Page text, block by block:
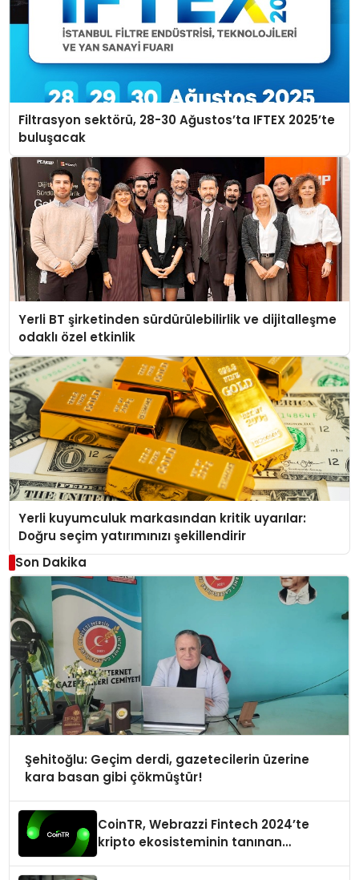
Filtrasyon sektörü, 28-30 Ağustos’ta IFTEX 2025’te
buluşacak
Yerli BT şirketinden sürdürülebilirlik ve dijitalleşme
odaklı özel etkinlik
Yerli kuyumculuk markasından kritik uyarılar:
Doğru seçim yatırımınızı şekillendirir
Son Dakika
Şehitoğlu: Geçim derdi, gazetecilerin üzerine
kara basan gibi çökmüştür!
CoinTR, Webrazzi Fintech 2024’te
kripto ekosisteminin tanınan